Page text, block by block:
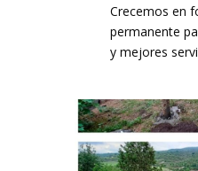
Crecemos en
permanente
y mejores